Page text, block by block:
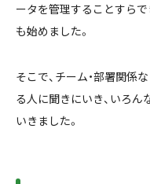
ータを管理することすら
も始めました。
そこで、チーム・部署関係
る人に聞きにいき、いろ
いきました。